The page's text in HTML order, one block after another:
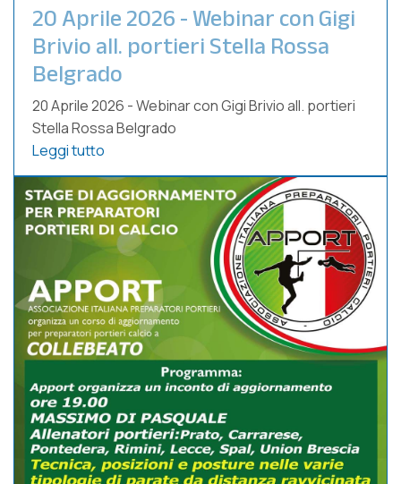
20 Aprile 2026 - Webinar con Gigi
Brivio all. portieri Stella Rossa
Belgrado
20 Aprile 2026 - Webinar con Gigi Brivio all. portieri
Stella Rossa Belgrado
Leggi tutto